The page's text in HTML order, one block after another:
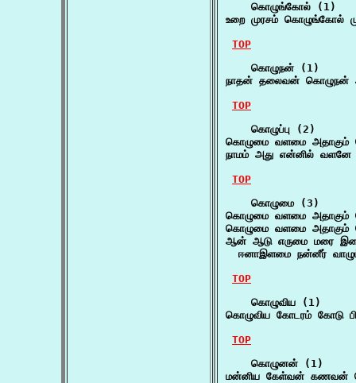
    கொழுங்கோல் (1)
உறை முரசம் கொழுங்கோல்
TOP
    கொழுநன் (1)
நாதன் தலைவன்
TOP
    கொழுப்பு (2)
கொழுமை வளமை அதாகும்
நாமம் அது என்னில் வளனே
TOP
    கொழுமை (3)
கொழுமை வளமை அதாகும்
கொழுமை வளமை அதாகும்
ஆன் ஆடு எருமை மரை
ஈனாஇளமை நன்னீர்
TOP
    கொழுவிய (1)
கொழுவிய கோடரம் கோடு
TOP
    கொழுனன் (1)
மன்னிய கேள்வன்